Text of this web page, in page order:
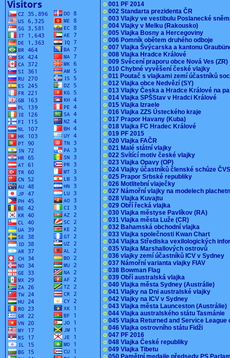
o 001 PF 2014
o 002 Standarta prezidenta ČR
o 003 Vlajky ve vestibulu Poslanecké
o 004 Vlajky v Melku (Rakousko)
o 005 Vlajka Bosny a Hercegoviny
o 006 Pomník obětem druhého odboje
o 007 Vlajka Švýcarska a kantonu
o 008 Vlajka Hradce Králové
o 009 Svěcení praporu obce Nová Ves
o 010 Chybné vyvěšení české vlajky
o 011 Poutač s vlajkami zemí účastníků
o 012 Vlajka obce Nedvězí (SY)
o 013 Vlajky Česka a Hradce Králové na
o 014 Vlajka SPŠStav v Hradci Králové
o 015 Vlajka Izraele
o 016 Vlajka ZZS Ústeckého kraje
o 017 Prapor Havany (Kuba)
o 018 Vlajka FC Hradec Králové
o 019 PF 2015
o 020 Vlajka FAČR
o 021 Malé státní vlajky
o 022 Svítící motiv české vlajky
o 023 Vlajka Opavy (OP)
o 024 Vlajky účastníků členské schůze
o 025 Prapor Srbské republiky
o 026 Motlitební vlaječky
o 027 Námořní vlajky na modelech
o 028 Vlajka Kuvajtu
o 029 Obří řecká vlajka
o 030 Vlajka městyse Pavlíkov (RA)
o 031 Vlajka města Luže (CR)
o 032 Bahamská obchodní vlajka
o 033 Vlajka společnosti Kwan Chart
o 034 Vlajka Střediska vexilologických
o 035 Vlajka Marshallových ostrovů
o 036 vlajky zemí účastníků ICV v Sydney
o 037 Námořní varianta vlajky FIAV
o 038 Bowman Flag
o 039 Obří australská vlajka
o 040 Vlajka města Sydney (Austrálie)
o 041 Vlajky na Dni australské vlajky
o 042 Vlajky na ICV v Sydney
o 043 Vlajka města Launceston (Austrálie)
o 044 Vlajka australského státu Tasmánie
o 045 Vlajka Returned and Service
o 046 Vlajka ostrovního státu Fidži
o 047 PF 2016
o 048 Vlajka České republiky
o 049 Vlajka Tibetu